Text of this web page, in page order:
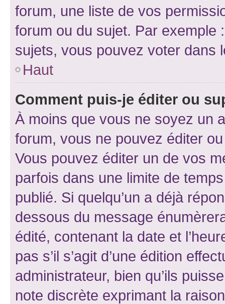
forum, une liste de vos
forum ou du sujet. Par exemple
sujets, vous pouvez voter dans
Haut
Comment puis-je éditer ou
À moins que vous ne soyez un
forum, vous ne pouvez éditer
Vous pouvez éditer un de vos
parfois dans une limite de
publié. Si quelqu’un a déjà
dessous du message
édité, contenant la date et
pas s’il s’agit d’une édition
administrateur, bien qu’ils
note discrète exprimant la